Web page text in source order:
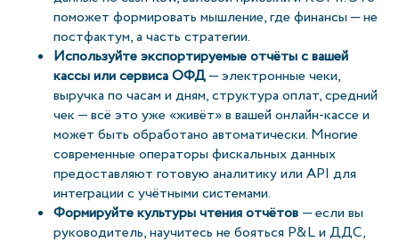
поможет формировать мышление, где финансы — не
постфактум, а часть стратегии.
Используйте экспортируемые отчёты с вашей
кассы или сервиса ОФД— электронные чеки,
выручка по часам и дням, структура оплат, средний
чек — всё это уже «живёт» в вашей онлайн-кассе и
может быть обработано автоматически. Многие
современные операторы фискальных данных
предоставляют готовую аналитику или API для
интеграции с учётными системами.
Формируйте культуры чтения отчётов — если вы
руководитель, научитесь не бояться P&L и ДДС,